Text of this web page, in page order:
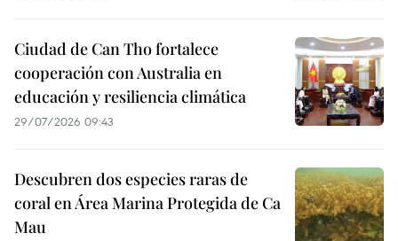
Ciudad de Can Tho fortalece
cooperación con Australia en
educación y resiliencia climática
29/07/2026 09:43
Descubren dos especies raras de
coral en Área Marina Protegida de Ca
Mau